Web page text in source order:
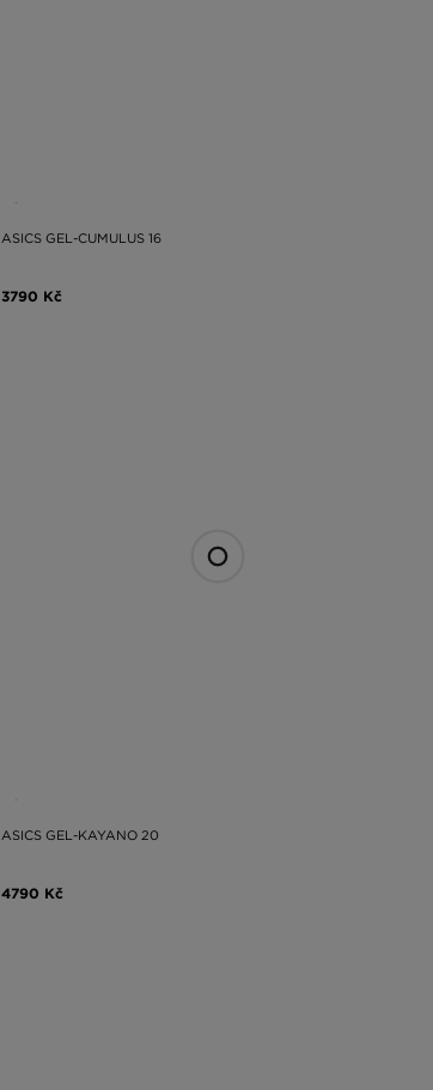
ASICS GEL-CUMULUS 16
3790 Kč
ASICS GEL-KAYANO 20
4790 Kč